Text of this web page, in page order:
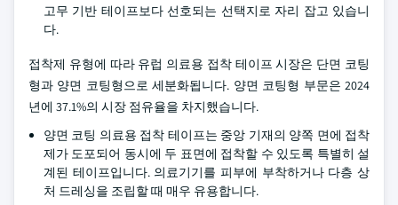
고무 기반 테이프보다 선호되는 선택지로 자리 잡고 있습니
다.
접착제 유형에 따라 유럽 의료용 접착 테이프 시장은 단면 코팅
형과 양면 코팅형으로 세분화됩니다. 양면 코팅형 부문은 2024
년에 37.1%의 시장 점유율을 차지했습니다.
양면 코팅 의료용 접착 테이프는 중앙 기재의 양쪽 면에 접착
제가 도포되어 동시에 두 표면에 접착할 수 있도록 특별히 설
계된 테이프입니다. 의료기기를 피부에 부착하거나 다층 상
처 드레싱을 조립할 때 매우 유용합니다.